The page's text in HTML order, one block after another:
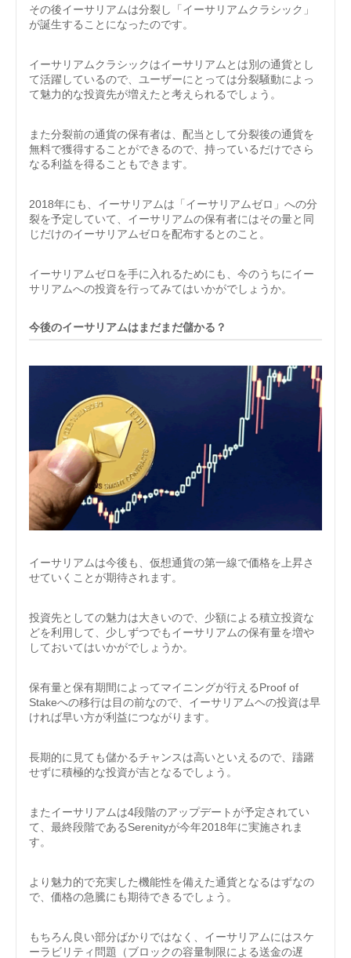
その後イーサリアムは分裂し「イーサリアムクラシック」
が誕生することになったのです。
イーサリアムクラシックはイーサリアムとは別の通貨とし
て活躍しているので、ユーザーにとっては分裂騒動によっ
て魅力的な投資先が増えたと考えられるでしょう。
また分裂前の通貨の保有者は、配当として分裂後の通貨を
無料で獲得することができるので、持っているだけでさら
なる利益を得ることもできます。
2018年にも、イーサリアムは「イーサリアムゼロ」への分
裂を予定していて、イーサリアムの保有者にはその量と同
じだけのイーサリアムゼロを配布するとのこと。
イーサリアムゼロを手に入れるためにも、今のうちにイー
サリアムへの投資を行ってみてはいかがでしょうか。
今後のイーサリアムはまだまだ儲かる？
イーサリアムは今後も、仮想通貨の第一線で価格を上昇さ
せていくことが期待されます。
投資先としての魅力は大きいので、少額による積立投資な
どを利用して、少しずつでもイーサリアムの保有量を増や
しておいてはいかがでしょうか。
保有量と保有期間によってマイニングが行えるProof of
Stakeへの移行は目の前なので、イーサリアムヘの投資は早
ければ早い方が利益につながります。
長期的に見ても儲かるチャンスは高いといえるので、躊躇
せずに積極的な投資が吉となるでしょう。
またイーサリアムは4段階のアップデートが予定されてい
て、最終段階であるSerenityが今年2018年に実施されま
す。
より魅力的で充実した機能性を備えた通貨となるはずなの
で、価格の急騰にも期待できるでしょう。
もちろん良い部分ばかりではなく、イーサリアムにはスケ
ーラビリティ問題（ブロックの容量制限による送金の遅